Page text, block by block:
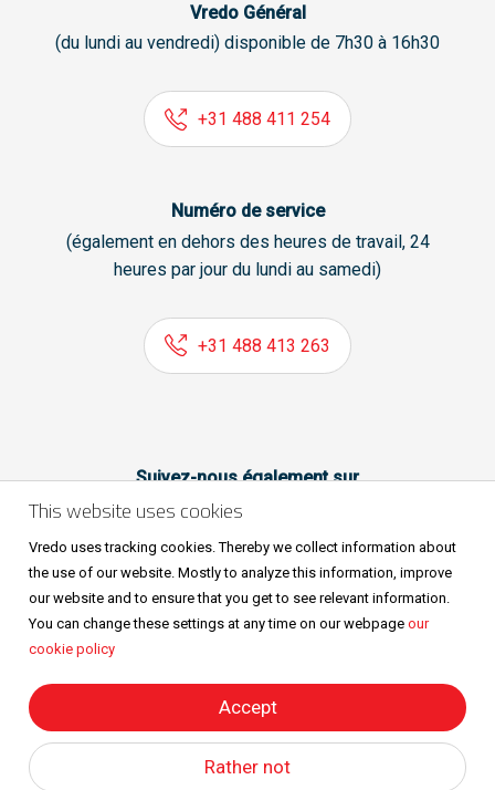
Vredo Général
(du lundi au vendredi) disponible de 7h30 à 16h30
+31 488 411 254
Numéro de service
(également en dehors des heures de travail, 24
heures par jour du lundi au samedi)
+31 488 413 263
Suivez-nous également sur
Tous droits réservés © Vredo 2026.
This website uses cookies
Vredo uses tracking cookies. Thereby we collect information about
the use of our website. Mostly to analyze this information, improve
our website and to ensure that you get to see relevant information.
You can change these settings at any time on our webpage our
cookie policy
Accept
Rather not